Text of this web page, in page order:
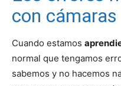
con
Cuando estamos
normal que tengamos
sabemos y no hacemos